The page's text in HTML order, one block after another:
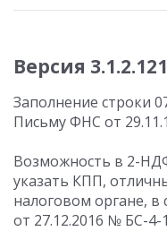
Версия 3.1.2.121
Заполнение строки
Письму ФНС от
Возможность в 2-
указать КПП,
налоговом органе,
от 27.12.2016 № БС-4-